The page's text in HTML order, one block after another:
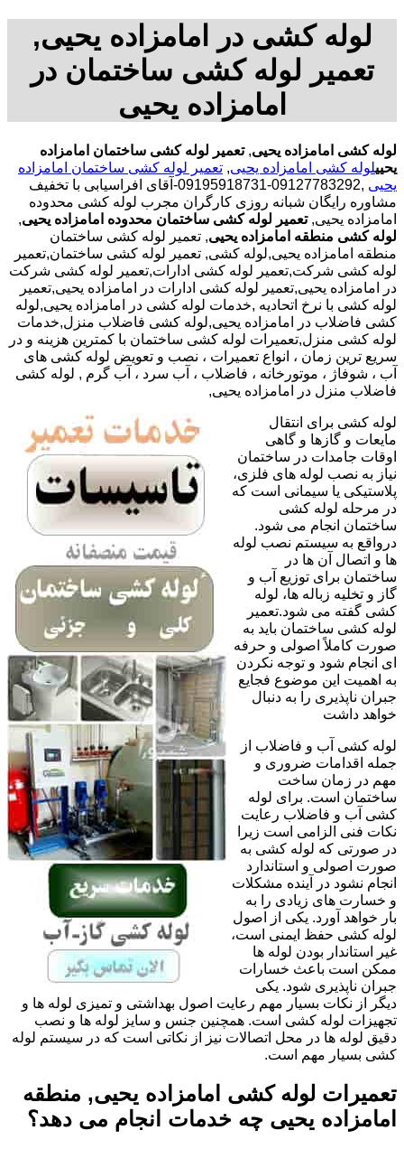
لوله کشی در امامزاده یحیی,
تعمیر لوله کشی ساختمان در
امامزاده یحیی
لوله کشی امامزاده یحیی,تعمیر لوله کشی ساختمان امامزاده
یحییلوله کشی امامزاده یحیی, تعمیر لوله کشی ساختمان امامزاده
یحیی
,09127783292-09195918731-آقای افراسیابی با تخفیف
مشاوره رایگان شبانه روزی کارگران مجرب لوله کشی محدوده
امامزاده یحیی,تعمیر لوله کشی ساختمان محدوده امامزاده یحیی,
لوله کشی منطقه امامزاده یحیی, تعمیر لوله کشی ساختمان
منطقه امامزاده یحیی,لوله کشی, تعمیر لوله کشی ساختمان,تعمیر
لوله کشی شرکت,تعمیر لوله کشی ادارات,تعمیر لوله کشی شرکت
در امامزاده یحیی,تعمیر لوله کشی ادارات در امامزاده یحیی,تعمیر
لوله کشی با نرخ اتحادیه ,خدمات لوله کشی در امامزاده یحیی,لوله
کشی فاضلاب در امامزاده یحیی,لوله کشی فاضلاب منزل,خدمات
لوله کشی منزل,تعمیرات لوله کشی ساختمان با کمترین هزینه و در
سریع ترین زمان ، انواع تعمیرات ، نصب و تعویض لوله کشی های
آب ، شوفاژ ، موتورخانه ، فاضلاب ، آب سرد ، آب گرم , لوله کشی
فاضلاب منزل در امامزاده یحیی,
لوله کشی برای انتقال
مایعات و گازها و گاهی
اوقات جامدات در ساختمان
نیاز به نصب لوله های فلزی،
پلاستیکی یا سیمانی است که
در مرحله لوله کشی
ساختمان انجام می شود.
درواقع به سیستم نصب لوله
ها و اتصال آن ها در
ساختمان برای توزیع آب و
گاز و تخلیه زباله ها، لوله
کشی گفته می شود.تعمیر
لوله کشی ساختمان باید به
صورت کاملاً اصولی و حرفه
ای انجام شود و توجه نکردن
به اهمیت این موضوع فجایع
جبران ناپذیری را به دنبال
خواهد داشت
لوله کشی آب و فاضلاب از
جمله اقدامات ضروری و
مهم در زمان ساخت
ساختمان است. برای لوله
کشی آب و فاضلاب رعایت
نکات فنی الزامی است زیرا
در صورتی که لوله کشی به
صورت اصولی و استاندارد
انجام نشود در آینده مشکلات
و خسارت های زیادی را به
بار خواهد آورد. یکی از اصول
لوله کشی حفظ ایمنی است،
غیر استاندار بودن لوله ها
ممکن است باعث خسارات
جبران ناپذیری شود. یکی
دیگر از نکات بسیار مهم رعایت اصول بهداشتی و تمیزی لوله ها و
تجهیزات لوله کشی است. همچنین جنس و سایز لوله ها و نصب
دقیق لوله ها در محل اتصالات نیز از نکاتی است که در سیستم لوله
کشی بسیار مهم است.
تعمیرات لوله کشی امامزاده یحیی, منطقه
امامزاده یحیی چه خدمات انجام می دهد؟